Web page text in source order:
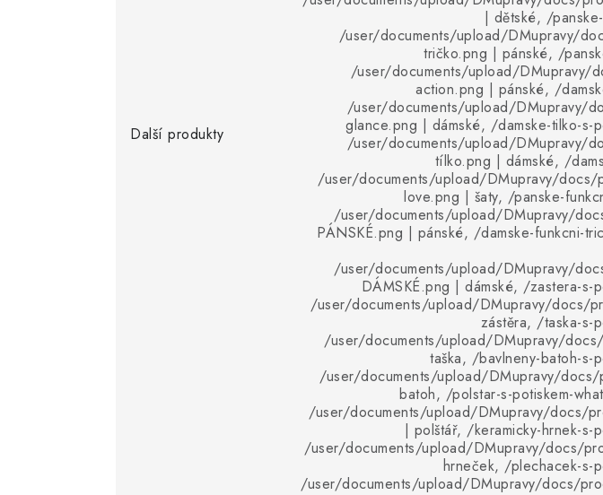
Další produkty
| dětské, /
/user/documents/upload/DMupravy/
tričko.png | pánské, /
/user/documents/upload/DMupravy/
action.png | pánské, /
/user/documents/upload/DMupravy/
glance.png | dámské, /damske-tilko-s-
/user/documents/upload/DMupravy/
tílko.png | dámské, /
/user/documents/upload/DMupravy/docs/
love.png | šaty, /panske-
/user/documents/upload/DMupravy/
PÁNSKÉ.png | pánské, /damske-funkcni-
/user/documents/upload/DMupravy/
DÁMSKÉ.png | dámské, /zastera-s-
/user/documents/upload/DMupravy/docs/
zástěra, /taska-s-
/user/documents/upload/DMupravy/
taška, /bavlneny-batoh-s-
/user/documents/upload/DMupravy/
batoh, /polstar-s-potiskem-
/user/documents/upload/DMupravy/docs/
| polštář, /keramicky-hrnek-s-
/user/documents/upload/DMupravy/docs/
hrneček, /plechacek-s-
/user/documents/upload/DMupravy/docs/